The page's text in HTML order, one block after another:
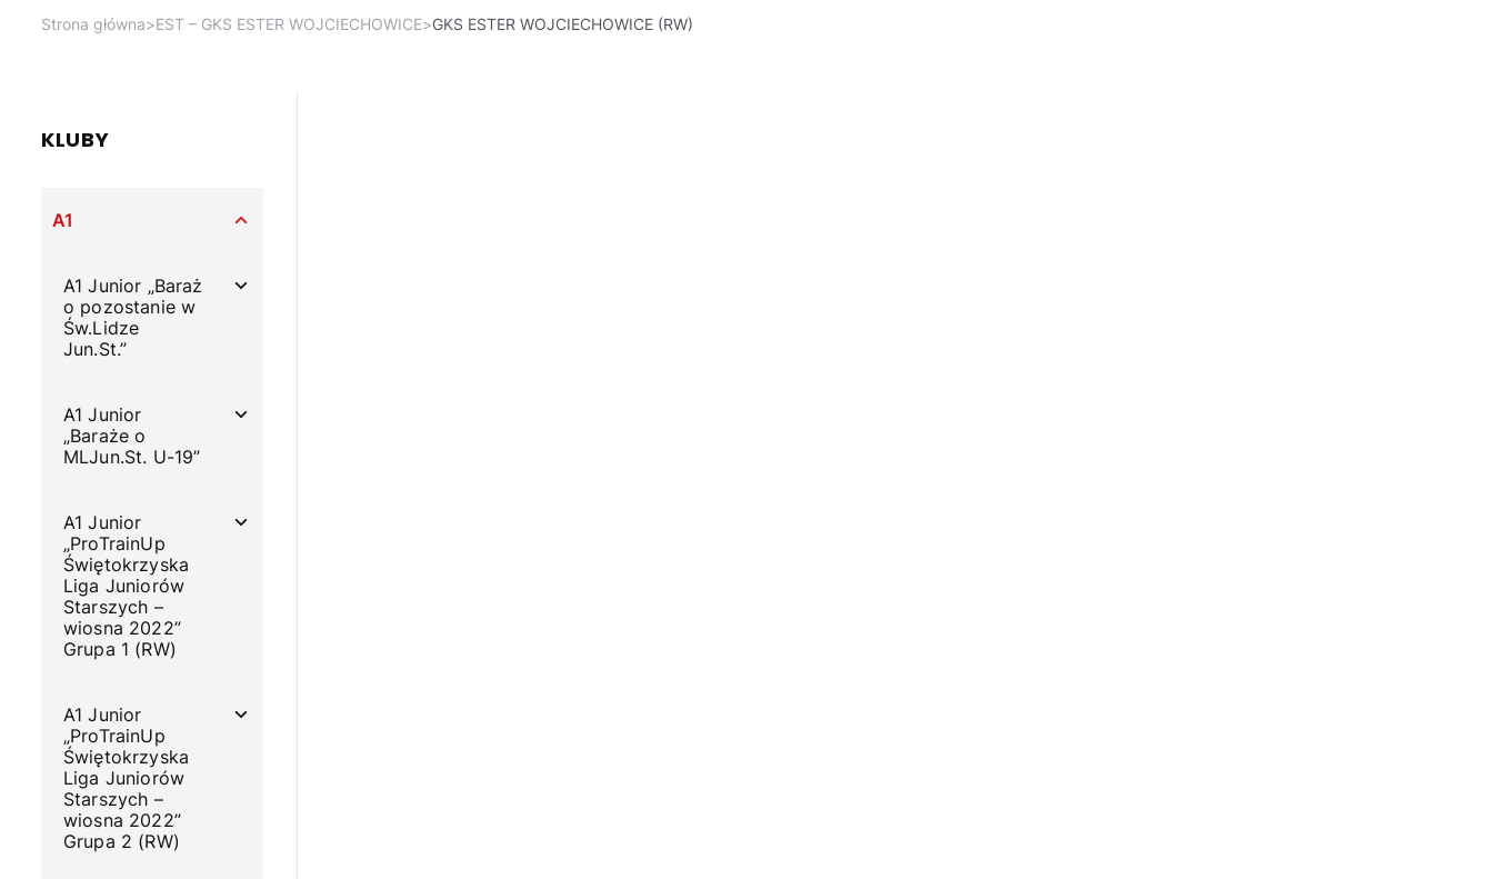
Strona główna>EST – GKS ESTER WOJCIECHOWICE>GKS ESTER WOJCIECHOWICE (RW)
KLUBY
A1
A1 Junior „Baraż
o pozostanie w
Św.Lidze
Jun.St.”
A1 Junior
„Baraże o
MLJun.St. U-19”
A1 Junior
„ProTrainUp
Świętokrzyska
Liga Juniorów
Starszych –
wiosna 2022”
Grupa 1 (RW)
A1 Junior
„ProTrainUp
Świętokrzyska
Liga Juniorów
Starszych –
wiosna 2022”
Grupa 2 (RW)